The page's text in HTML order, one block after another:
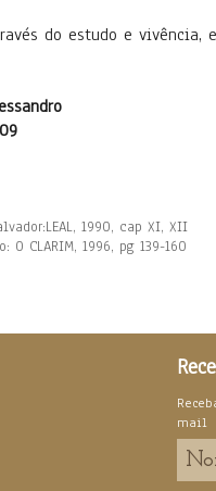
estudo e vivência,
1990, cap XI, XII
CLARIM, 1996, pg 139-160
mail